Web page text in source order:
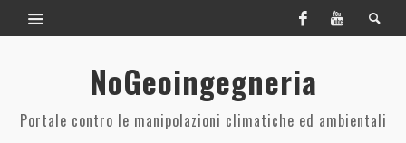
NoGeoingegneria
Portale contro le manipolazioni climatiche ed ambientali